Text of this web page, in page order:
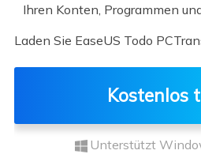
Ihren Konten, Programmen
Laden Sie EaseUS Todo
Kostenlos
Unterstützt